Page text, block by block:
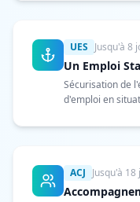
UES Jusqu'à 8
Un Emploi
Sécurisation de
d'emploi en
ACJ Jusqu'à 18